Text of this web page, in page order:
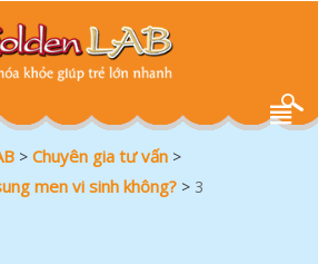
> Chuyên gia tư vấn >
men vi sinh không? > 3